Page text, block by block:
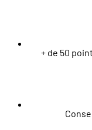
+ de 50